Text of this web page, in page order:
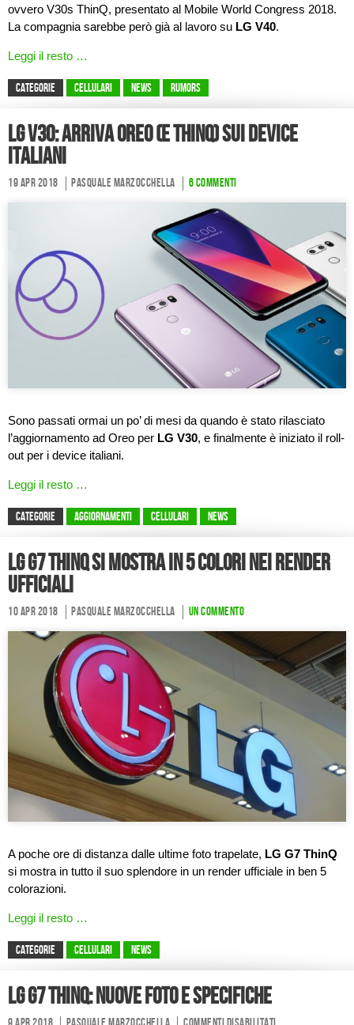
ovvero V30s ThinQ, presentato al Mobile World Congress 2018.
La compagnia sarebbe però già al lavoro su LG V40.
Leggi il resto …
CATEGORIE Cellulari News Rumors
LG V30: arriva Oreo (e ThinQ) sui device
italiani
19 Apr 2018 Pasquale Marzocchella 6 commenti
Sono passati ormai un po’ di mesi da quando è stato rilasciato
l’aggiornamento ad Oreo per LG V30, e finalmente è iniziato il roll-
out per i device italiani.
Leggi il resto …
CATEGORIE Aggiornamenti Cellulari News
LG G7 ThinQ si mostra in 5 colori nei render
ufficiali
10 Apr 2018 Pasquale Marzocchella Un commento
A poche ore di distanza dalle ultime foto trapelate, LG G7 ThinQ
si mostra in tutto il suo splendore in un render ufficiale in ben 5
colorazioni.
Leggi il resto …
CATEGORIE Cellulari News
LG G7 ThinQ: nuove foto e specifiche